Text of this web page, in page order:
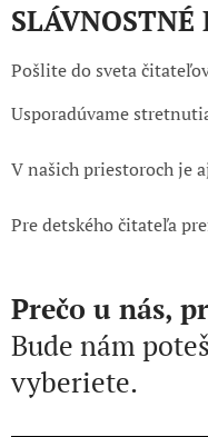
Pošlite do sveta
Usporadúvame
V našich priestoroch je
Pre detského čitateľa
Prečo u nás,
Bude nám
vyberiete.